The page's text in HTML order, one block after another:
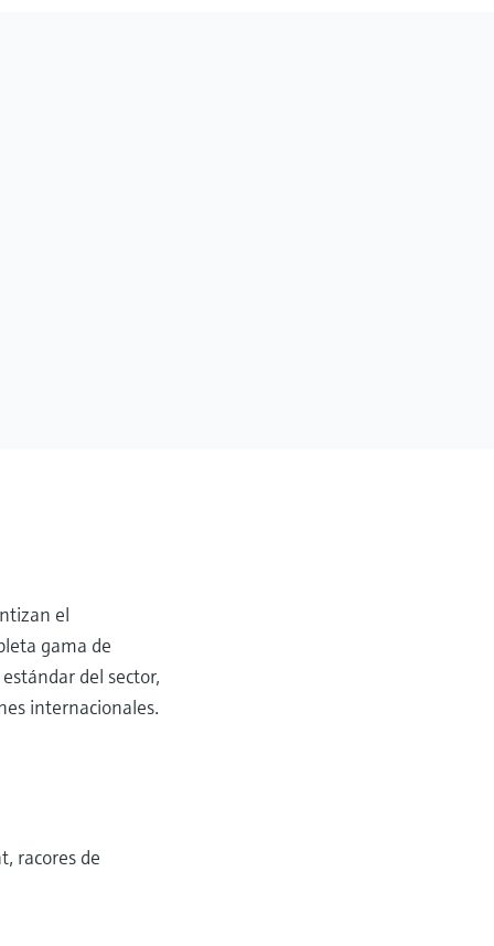
el
gama de
del sector,
internacionales.
racores de